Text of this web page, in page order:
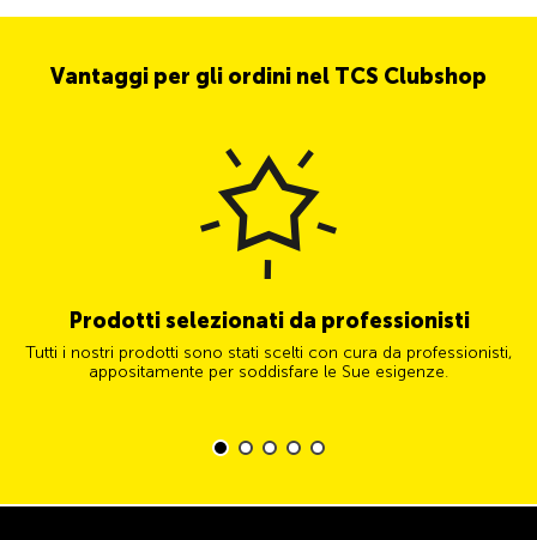
Vantaggi per gli ordini nel TCS Clubshop
Prodotti selezionati da professionisti
Tutti i nostri prodotti sono stati scelti con cura da professionisti,
appositamente per soddisfare le Sue esigenze.